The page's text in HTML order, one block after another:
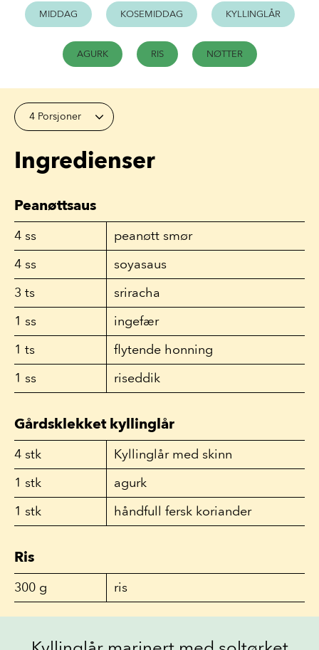
MIDDAG KOSEMIDDAG KYLLINGLÅR
AGURK RIS NØTTER
4 Porsjoner
Ingredienser
Peanøttsaus
4 ss
peanøtt smør
4 ss
soyasaus
3 ts
sriracha
1 ss
ingefær
1 ts
flytende honning
1 ss riseddik
Gårdsklekket kyllinglår
4 stk
Kyllinglår med skinn
1 stk
agurk
1 stk håndfull fersk koriander
Ris
300 g ris